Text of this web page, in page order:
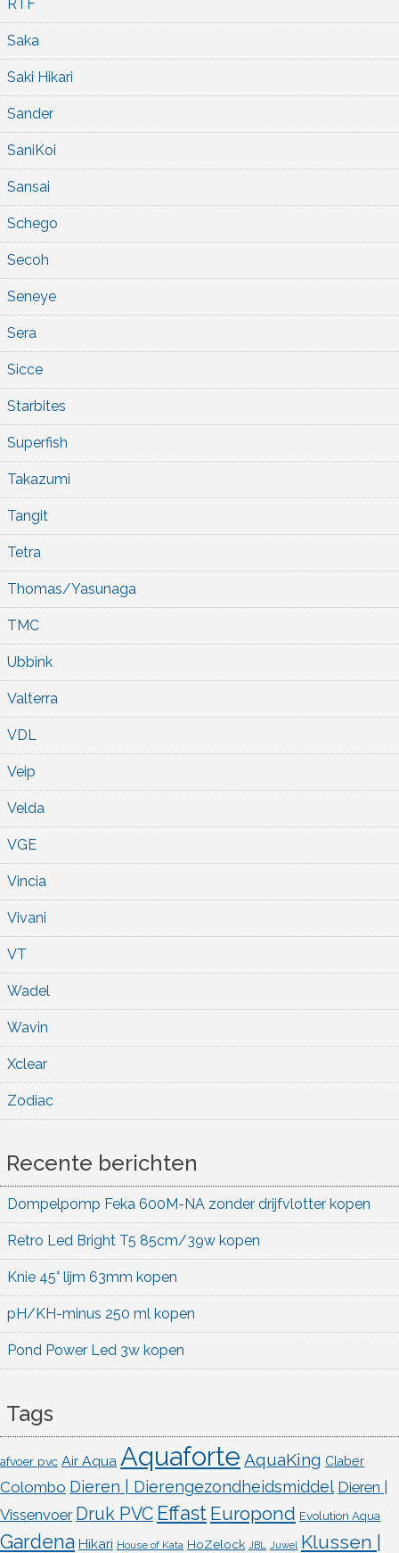
RTF
Saka
Saki Hikari
Sander
SaniKoi
Sansai
Schego
Secoh
Seneye
Sera
Sicce
Starbites
Superfish
Takazumi
Tangit
Tetra
Thomas/Yasunaga
TMC
Ubbink
Valterra
VDL
Veip
Velda
VGE
Vincia
Vivani
VT
Wadel
Wavin
Xclear
Zodiac
Recente berichten
Dompelpomp Feka 600M-NA zonder drijfvlotter kopen
Retro Led Bright T5 85cm/39w kopen
Knie 45° lijm 63mm kopen
pH/KH-minus 250 ml kopen
Pond Power Led 3w kopen
Tags
afvoer pvc Air Aqua Aquaforte AquaKing Claber
Colombo Dieren | Dierengezondheidsmiddel Dieren |
Vissenvoer Druk PVC Effast Europond Evolution Aqua
Gardena Hikari House of Kata HoZelock JBL Juwel Klussen |